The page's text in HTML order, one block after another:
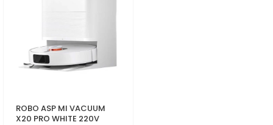
ROBO ASP MI VACUUM
X20 PRO WHITE 220V